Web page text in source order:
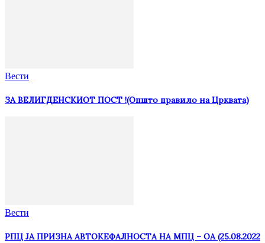
Вести
ЗА ВЕЛИГДЕНСКИОТ ПОСТ !(Општо правило на Црквата)
Вести
РПЦ ЈА ПРИЗНА АВТОКЕФАЛНОСТА НА МПЦ – ОА (25.08.2022